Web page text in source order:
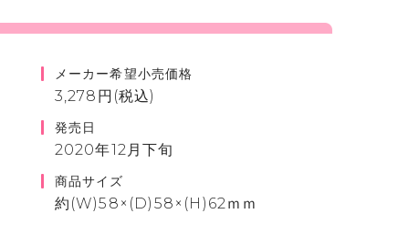
メーカー希望小売価格
3,278円(税込)
発売日
2020年12月下旬
商品サイズ
約(W)58×(D)58×(H)62ｍｍ